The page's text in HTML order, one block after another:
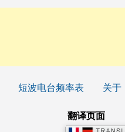
短波电台频率表 关于
翻译页面